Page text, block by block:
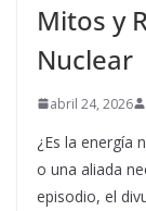
Mitos y
Nuclear
abril 24, 2026
¿Es la energía
o una aliada
episodio, el